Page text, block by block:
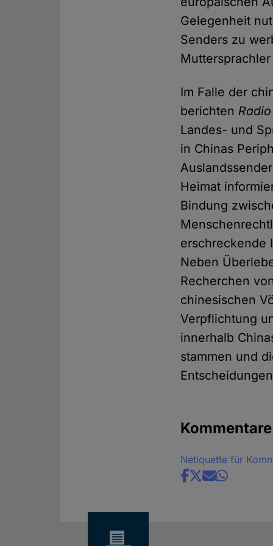
Gelegenheit
Senders zu
Im Falle der
berichten
Landes- und
in Chinas
Heimat
Bindung
erschreckende
Neben
Recherchen von
chinesischen
Verpflichtung
innerhalb
stammen und
Kommentare
Netiquette für
Share